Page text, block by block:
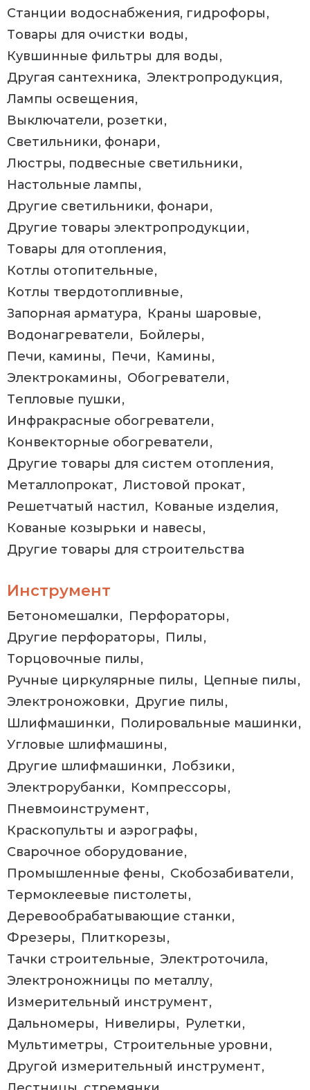
Станции водоснабжения, гидрофоры
Товары для очистки воды
Кувшинные фильтры для воды
Другая сантехника
Электропродукция
Лампы освещения
Выключатели, розетки
Светильники, фонари
Люстры, подвесные светильники
Настольные лампы
Другие светильники, фонари
Другие товары электропродукции
Товары для отопления
Котлы отопительные
Котлы твердотопливные
Запорная арматура
Краны шаровые
Водонагреватели
Бойлеры
Печи, камины
Печи
Камины
Электрокамины
Обогреватели
Тепловые пушки
Инфракрасные обогреватели
Конвекторные обогреватели
Другие товары для систем отопления
Металлопрокат
Листовой прокат
Решетчатый настил
Кованые изделия
Кованые козырьки и навесы
Другие товары для строительства
Инструмент
Бетономешалки
Перфораторы
Другие перфораторы
Пилы
Торцовочные пилы
Ручные циркулярные пилы
Цепные пилы
Электроножовки
Другие пилы
Шлифмашинки
Полировальные машинки
Угловые шлифмашины
Другие шлифмашинки
Лобзики
Электрорубанки
Компрессоры
Пневмоинструмент
Краскопульты и аэрографы
Сварочное оборудование
Промышленные фены
Скобозабиватели
Термоклеевые пистолеты
Деревообрабатывающие станки
Фрезеры
Плиткорезы
Тачки строительные
Электроточила
Электроножницы по металлу
Измерительный инструмент
Дальномеры
Нивелиры
Рулетки
Мультиметры
Строительные уровни
Другой измерительный инструмент